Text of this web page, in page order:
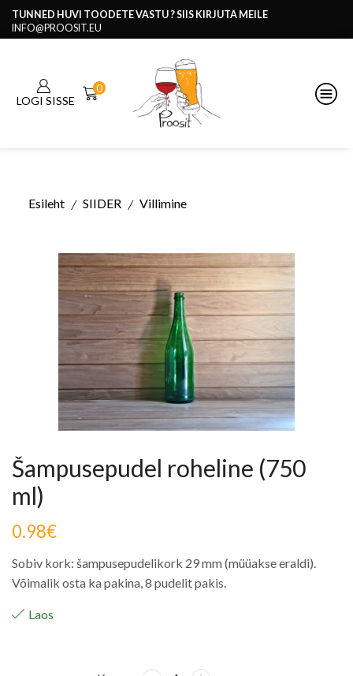
TUNNED HUVI TOODETE VASTU ? SIIS KIRJUTA MEILE
INFO@PROOSIT.EU
LOGI SISSE
0
Esileht / SIIDER / Villimine
Šampusepudel roheline (750
ml)
0.98€
Sobiv kork: šampusepudelikork 29 mm (müüakse eraldi).
Võimalik osta ka pakina, 8 pudelit pakis.
Laos